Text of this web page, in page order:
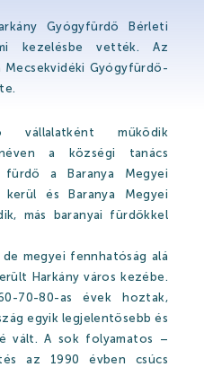
Gyógyfürdő Bérleti
kezelésbe vették. Az
Gyógyfürdő-
vállalatként működik
néven a községi tanács
a Baranya Megyei
kerül és Baranya Megyei
más baranyai fürdőkkel
megyei fennhatóság alá
Harkány város kezébe.
70-80-as évek hoztak,
egyik legjelentősebb és
vált. A sok folyamatos –
az 1990 évben csúcs